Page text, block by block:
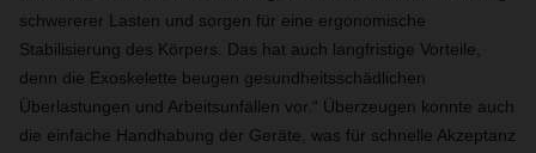
schwererer Lasten und sorgen für eine ergonomische
Stabilisierung des Körpers. Das hat auch langfristige Vorteile,
denn die Exoskelette beugen gesundheitsschädlichen
Überlastungen und Arbeitsunfällen vor.“ Überzeugen konnte auch
die einfache Handhabung der Geräte, was für schnelle Akzeptanz